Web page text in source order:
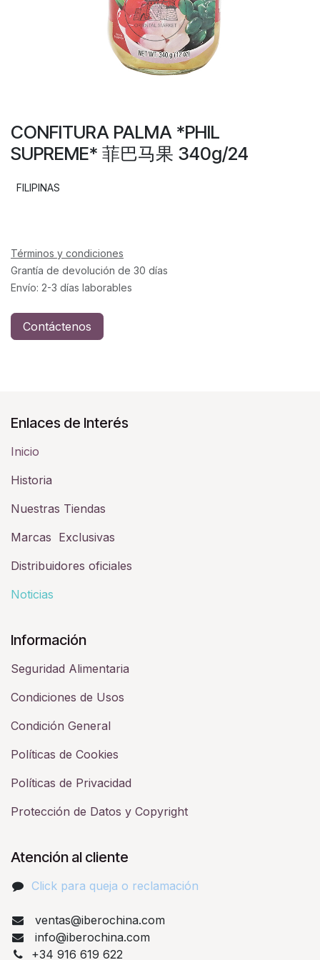
CONFITURA PALMA *PHIL
SUPREME* 菲巴马果 340g/24
FILIPINAS
Términos y condiciones
Grantía de devolución de 30 días
Envío: 2-3 días laborables
Contáctenos
Enlaces de Interés
Inicio
Historia​
Nuestras Tiendas
Marcas Exclusivas
Distribuidores oficiales
Noticias
Información
Seguridad Alimentaria
Condiciones de Usos
Condición General
Políticas de Cookies
Políticas de Privacidad
Protección de Datos y Copyright
Atención al cliente
Click para queja o reclamación​
ventas@iberochina.com
info@iberochina.com
+34 916 619 622